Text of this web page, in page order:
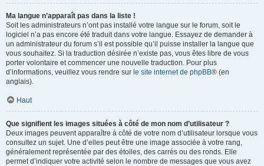
Ma langue n’apparaît pas dans la liste !
Soit les administrateurs n’ont pas installé votre langue sur le forum, soit le
logiciel n’a pas encore été traduit dans votre langue. Essayez de demander à
un administrateur du forum s’il est possible qu’il puisse installer la langue que
vous souhaitez. Si la traduction désirée n’existe pas, vous êtes libre de vous
porter volontaire et commencer une nouvelle traduction. Pour plus
d’informations, veuillez vous rendre sur le site internet de phpBB® (en
anglais).
Haut
Que signifient les images situées à côté de mon nom d’utilisateur ?
Deux images peuvent apparaître à côté de votre nom d’utilisateur lorsque vous
consultez un sujet. Une d’elles peut être une image associée à votre rang,
généralement représentée par des étoiles, des carrés ou des ronds. Elle
permet d’indiquer votre activité selon le nombre de messages que vous avez